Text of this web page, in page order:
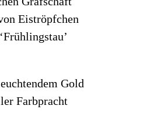
Eiströpfchen
Gold
Farbpracht